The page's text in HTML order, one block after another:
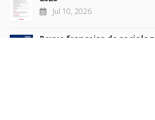
Jul 10, 2026
Revue française de